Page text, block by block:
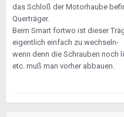
das Schloß der Motorhaube
Querträger.
Beim Smart fortwo ist dieser
eigentlich einfach zu wechseln-
wenn denn die Schrauben noch
etc. muß man vorher abbauen.